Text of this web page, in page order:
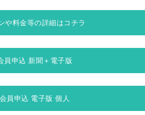
や料金等の詳細はコチラ
員申込 新聞＋電子版
員申込 電子版 個人